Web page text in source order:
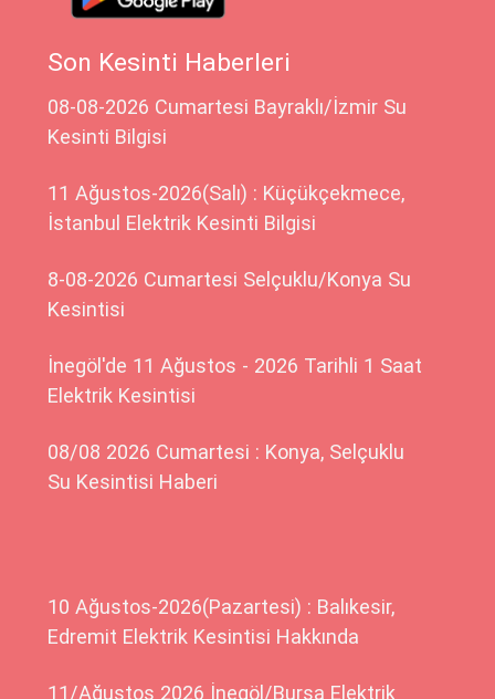
Son Kesinti Haberleri
08-08-2026 Cumartesi Bayraklı/İzmir Su
Kesinti Bilgisi
11 Ağustos-2026(Salı) : Küçükçekmece,
İstanbul Elektrik Kesinti Bilgisi
8-08-2026 Cumartesi Selçuklu/Konya Su
Kesintisi
İnegöl'de 11 Ağustos - 2026 Tarihli 1 Saat
Elektrik Kesintisi
08/08 2026 Cumartesi : Konya, Selçuklu
Su Kesintisi Haberi
10 Ağustos-2026(Pazartesi) : Balıkesir,
Edremit Elektrik Kesintisi Hakkında
11/Ağustos 2026 İnegöl/Bursa Elektrik